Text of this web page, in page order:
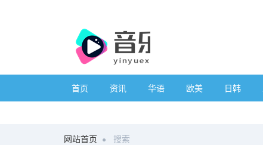
首页 资讯 华语 欧美 日韩
网站首页 搜索